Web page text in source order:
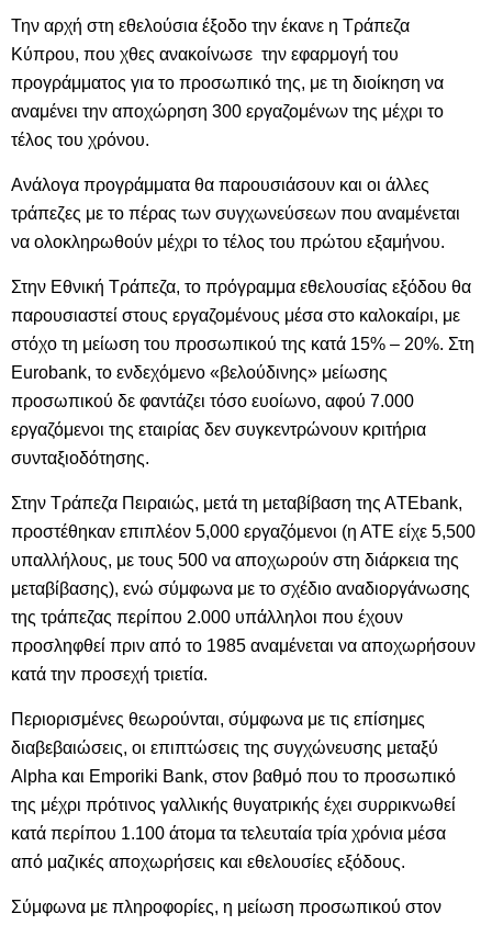
Την αρχή στη εθελούσια έξοδο την έκανε η Τράπεζα
Κύπρου, που χθες ανακοίνωσε την εφαρμογή του
προγράμματος για το προσωπικό της, με τη διοίκηση να
αναμένει την αποχώρηση 300 εργαζομένων της μέχρι το
τέλος του χρόνου.
Ανάλογα προγράμματα θα παρουσιάσουν και οι άλλες
τράπεζες με το πέρας των συγχωνεύσεων που αναμένεται
να ολοκληρωθούν μέχρι το τέλος του πρώτου εξαμήνου.
Στην Εθνική Τράπεζα, το πρόγραμμα εθελουσίας εξόδου θα
παρουσιαστεί στους εργαζομένους μέσα στο καλοκαίρι, με
στόχο τη μείωση του προσωπικού της κατά 15% – 20%. Στη
Eurobank, το ενδεχόμενο «βελούδινης» μείωσης
προσωπικού δε φαντάζει τόσο ευοίωνο, αφού 7.000
εργαζόμενοι της εταιρίας δεν συγκεντρώνουν κριτήρια
συνταξιοδότησης.
Στην Τράπεζα Πειραιώς, μετά τη μεταβίβαση της ΑTEbank,
προστέθηκαν επιπλέον 5,000 εργαζόμενοι (η ΑΤΕ είχε 5,500
υπαλλήλους, με τους 500 να αποχωρούν στη διάρκεια της
μεταβίβασης), ενώ σύμφωνα με το σχέδιο αναδιοργάνωσης
της τράπεζας περίπου 2.000 υπάλληλοι που έχουν
προσληφθεί πριν από το 1985 αναμένεται να αποχωρήσουν
κατά την προσεχή τριετία.
Περιορισμένες θεωρούνται, σύμφωνα με τις επίσημες
διαβεβαιώσεις, οι επιπτώσεις της συγχώνευσης μεταξύ
Alpha και Emporiki Bank, στον βαθμό που το προσωπικό
της μέχρι πρότινος γαλλικής θυγατρικής έχει συρρικνωθεί
κατά περίπου 1.100 άτομα τα τελευταία τρία χρόνια μέσα
από μαζικές αποχωρήσεις και εθελουσίες εξόδους.
Σύμφωνα με πληροφορίες, η μείωση προσωπικού στον